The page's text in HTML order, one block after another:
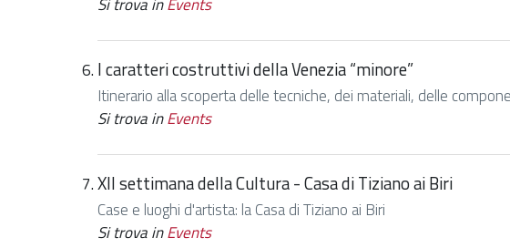
Si trova inEvents
I caratteri costruttivi della Venezia “minore”
Itinerario alla scoperta delle tecniche, dei materiali, delle
Si trova inEvents
XII settimana della Cultura - Casa di Tiziano ai Biri
Case e luoghi d'artista: la Casa di Tiziano ai Biri
Si trova inEvents